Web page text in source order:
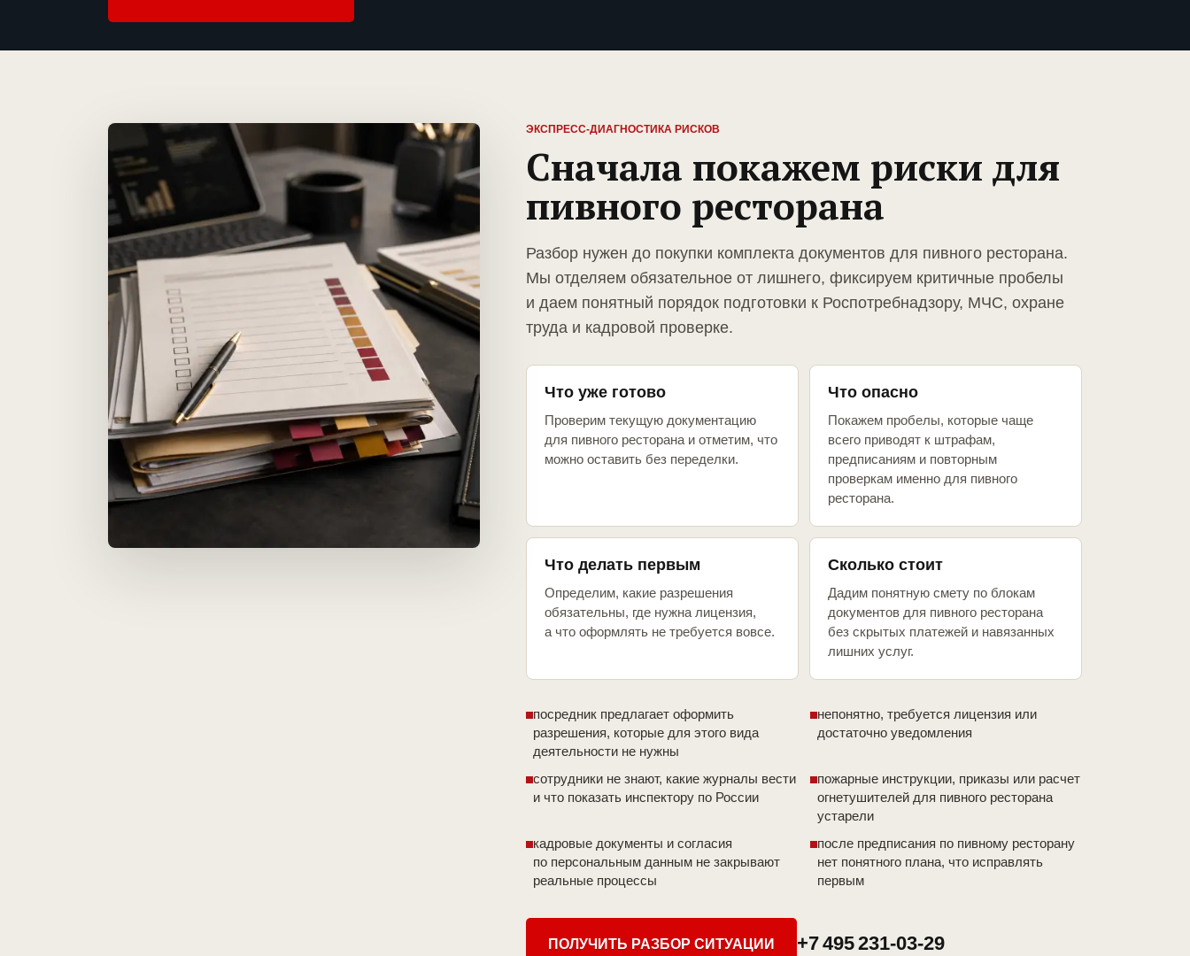
ЭКСПРЕСС-ДИАГНОСТИКА РИСКОВ
Сначала покажем риски для
пивного ресторана
Разбор нужен до покупки комплекта документов для пивного ресторана.
Мы отделяем обязательное от лишнего, фиксируем критичные пробелы
и даем понятный порядок подготовки к Роспотребнадзору, МЧС, охране
труда и кадровой проверке.
Что уже готово
Проверим текущую документацию
для пивного ресторана и отметим, что
можно оставить без переделки.
Что опасно
Покажем пробелы, которые чаще
всего приводят к штрафам,
предписаниям и повторным
проверкам именно для пивного
ресторана.
Что делать первым
Определим, какие разрешения
обязательны, где нужна лицензия,
а что оформлять не требуется вовсе.
Сколько стоит
Дадим понятную смету по блокам
документов для пивного ресторана
без скрытых платежей и навязанных
лишних услуг.
посредник предлагает оформить
разрешения, которые для этого вида
деятельности не нужны
непонятно, требуется лицензия или
достаточно уведомления
сотрудники не знают, какие журналы вести
и что показать инспектору по России
пожарные инструкции, приказы или расчет
огнетушителей для пивного ресторана
устарели
кадровые документы и согласия
по персональным данным не закрывают
реальные процессы
после предписания по пивному ресторану
нет понятного плана, что исправлять
первым
ПОЛУЧИТЬ РАЗБОР СИТУАЦИИ +7 495 231-03-29